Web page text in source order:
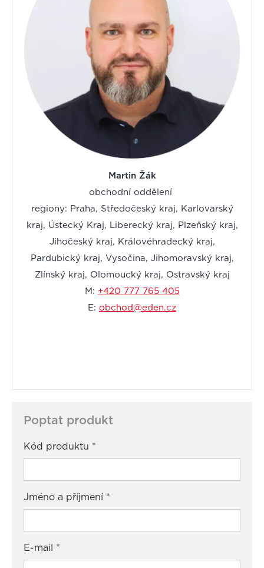
Martin Žák
obchodní oddělení
regiony: Praha, Středočeský kraj, Karlovarský
kraj, Ústecký Kraj, Liberecký kraj, Plzeňský kraj,
Jihočeský kraj, Královéhradecký kraj,
Pardubický kraj, Vysočina, Jihomoravský kraj,
Zlínský kraj, Olomoucký kraj, Ostravský kraj
M: +420 777 765 405
E: obchod@eden.cz
Poptat produkt
Kód produktu *
Jméno a příjmení *
E-mail *